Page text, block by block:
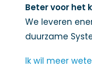
Beter voor het
We leveren
duurzame
Ik wil meer